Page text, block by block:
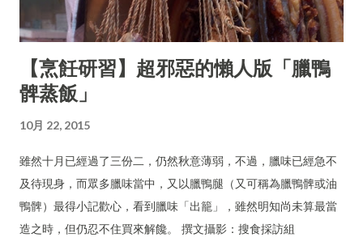
【烹飪研習】超邪惡的懶人版「臘鴨
髀蒸飯」
10月 22, 2015
雖然十月已經過了三份二，仍然秋意薄弱，不過，臘味已經急不
及待現身，而眾多臘味當中，又以臘鴨腿（又可稱為臘鴨髀或油
鴨髀）最得小記歡心，看到臘味「出籠」，雖然明知尚未算最當
造之時，但仍忍不住買來解饞。 撰文攝影：搜食採訪組